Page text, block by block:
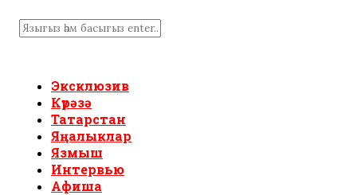
Эксклюзив
Күрәзә
Татарстан
Яңалыклар
Язмыш
Интервью
Афиша